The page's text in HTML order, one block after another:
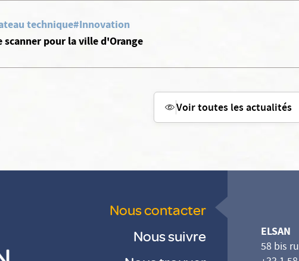
technique#Innovation
scanner pour la ville d'Orange
Voir toutes les actualités
Nous contacter
Nous suivre
ELSAN
58 bis